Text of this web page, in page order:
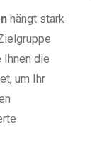
hängt stark
Ihnen die
um Ihr